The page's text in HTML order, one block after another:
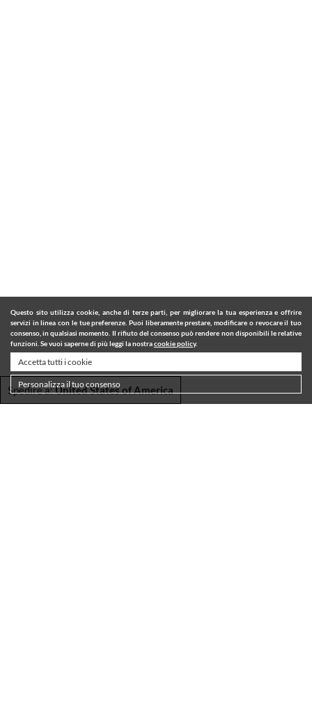
Spedire a:United States of America
Questo sito utilizza cookie, anche di terze parti, per migliorare la tua esperienza e offrire
servizi in linea con le tue preferenze. Puoi liberamente prestare, modificare o revocare il tuo
consenso, in qualsiasi momento. Il rifiuto del consenso può rendere non disponibili le relative
funzioni. Se vuoi saperne di più leggi la nostracookie policy.
Accetta tutti i cookie
Personalizza il tuo consenso